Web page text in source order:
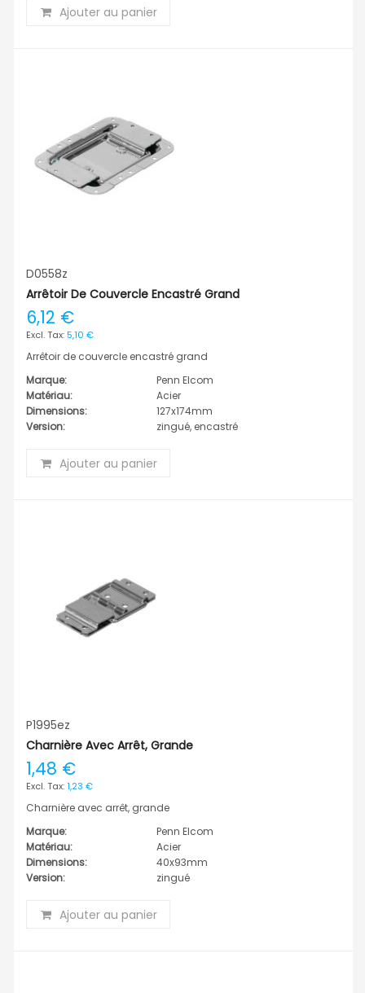
Ajouter au panier
D0558z
Arrêtoir De Couvercle Encastré Grand
6,12 €
5,10 €
Arrêtoir de couvercle encastré grand
Marque:
Penn Elcom
Matériau:
Acier
Dimensions:
127x174mm
Version:
zingué, encastré
Ajouter au panier
P1995ez
Charnière Avec Arrêt, Grande
1,48 €
1,23 €
Charnière avec arrêt, grande
Marque:
Penn Elcom
Matériau:
Acier
Dimensions:
40x93mm
Version:
zingué
Ajouter au panier